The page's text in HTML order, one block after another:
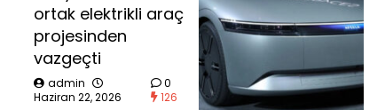
ortak elektrikli araç
projesinden
vazgeçti
admin
Haziran 22, 2026
0
126